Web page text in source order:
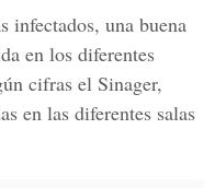
infectados, una buena
en los diferentes
cifras el Sinager,
en las diferentes salas